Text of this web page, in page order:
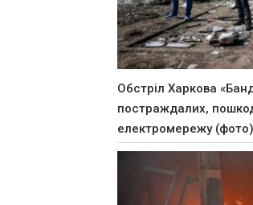
Обстріл Харкова
постраждалих,
електромережу (фото)